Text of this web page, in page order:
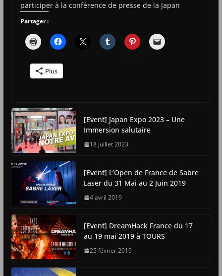
participer à la conférence de presse de la Japan
Partager :
Plus
[Event] Japan Expo 2023 – Une
Immersion salutaire
18 juillet 2023
[Event] L’Open de France de Sabre
Laser du 31 Mai au 2 Juin 2019
4 avril 2019
[Event] DreamHack France du 17
au 19 mai 2019 à TOURS
25 février 2019